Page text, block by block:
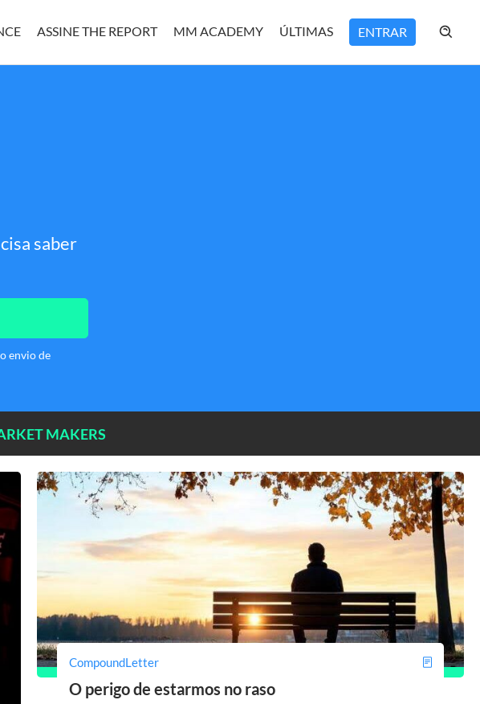
ASSINE THE REPORT MM ACADEMY ÚLTIMAS ENTRAR
saber
envio de
MAKERS
CompoundLetter
O perigo de estarmos no raso